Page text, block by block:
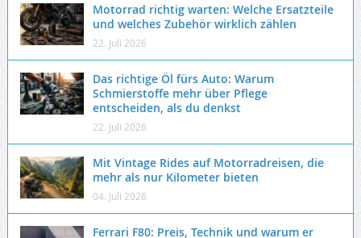
Motorrad richtig warten: Welche Ersatzteile
und welches Zubehör wirklich zählen
22. Juli 2026
Das richtige Öl fürs Auto: Warum
Schmierstoffe mehr über Pflege
entscheiden, als du denkst
22. Juli 2026
Mit Vintage Rides auf Motorradreisen, die
mehr als nur Kilometer bieten
04. Juli 2026
Ferrari F80: Preis, Technik und warum er